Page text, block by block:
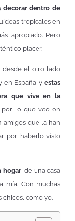
decorar dentro de
tropicales en
apropiado. Pero
placer.
desde el otro lado
en España, y estas
que vive en la
por lo que veo en
amigos que la han
por haberlo visto
hogar, de una casa
mía. Con muchas
chicos, como yo.